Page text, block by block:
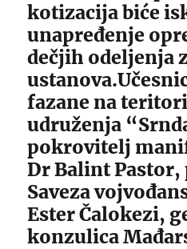
kotizacija biće
unapređenje
dečjih odeljenja
fazane na
udruženja
pokrovitelj
Dr Balint
Saveza
Ester Čalokezi,
konzulica